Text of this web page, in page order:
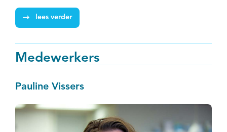
lees verder
Medewerkers
Pauline Vissers